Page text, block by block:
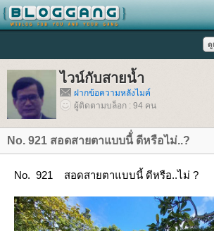
ไวน์กับสายน้ำ
ฝากข้อความหลังไมค์
ผู้ติดตามบล็อก : 94 คน
No. 921 สอดสายตาแบบนี้่ ดีหรือไม่..?
No. 921 สอดสายตาแบบนี้ ดีหรือ..ไม่ ?